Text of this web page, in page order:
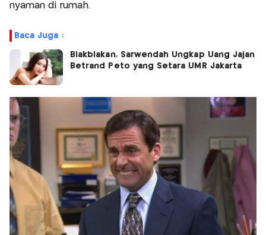
nyaman di rumah.
Baca Juga :
Blakblakan, Sarwendah Ungkap Uang Jajan
Betrand Peto yang Setara UMR Jakarta